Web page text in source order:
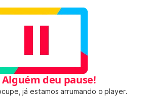
Alguém deu pause!
já estamos arrumando o player.